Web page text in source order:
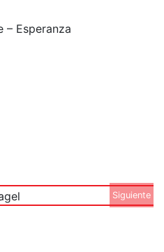
– Esperanza
Siguiente